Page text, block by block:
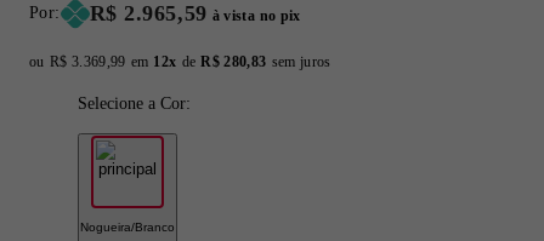
Por: Price:
R$ 2.965,59 à vista no pix
ou Original price:
R$ 3.369,99 em 12x de Installment price:
R$ 280,83 sem juros
Selecione a Cor:
Nogueira/Branco